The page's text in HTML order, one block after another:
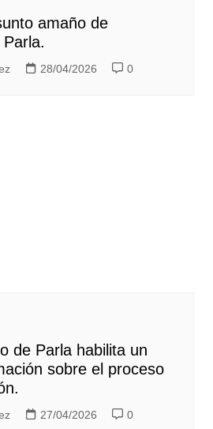
amaño de
28/04/2026 0
de Parla habilita un
sobre el proceso
27/04/2026 0